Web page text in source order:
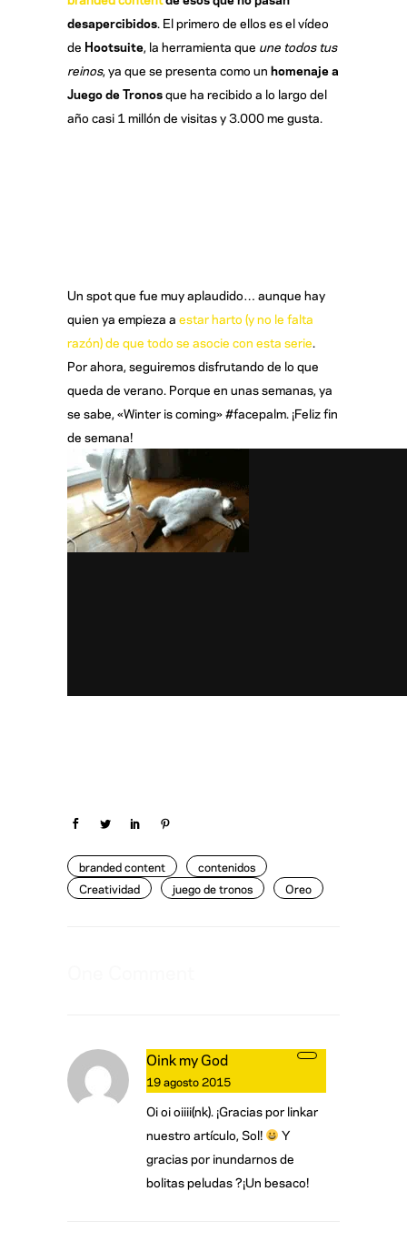
desapercibidos. El primero de ellos es el vídeo
de Hootsuite, la herramienta que une todos tus
reinos, ya que se presenta como un homenaje a
Juego de Tronosque ha recibido a lo largo del
año casi 1 millón de visitas y 3.000 me gusta.
Un spot que fue muy aplaudido… aunque hay
quien ya empieza a estar harto (y no le falta
razón) de que todo se asocie con esta serie.
Por ahora, seguiremos disfrutando de lo que
queda de verano. Porque en unas semanas, ya
se sabe, «Winter is coming» #facepalm. ¡Feliz fin
de semana!
branded content
contenidos
Creatividad
juego de tronos Oreo
Oink my God
19 agosto 2015
Oi oi oiiii(nk). ¡Gracias por linkar
nuestro artículo, Sol!
Y
gracias por inundarnos de
bolitas peludas ?¡Un besaco!